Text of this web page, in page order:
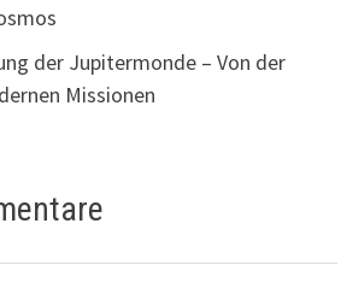
der Jupitermonde – Von der
Missionen